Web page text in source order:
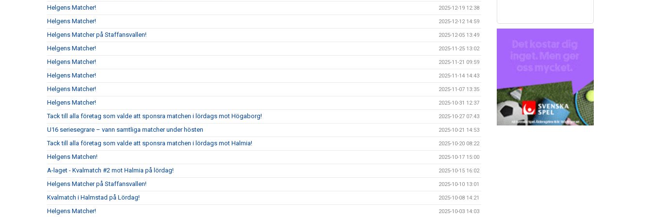
Helgens Matcher! 2025-12-19 12:38
Helgens Matcher! 2025-12-12 14:59
Helgens Matcher på Staffansvallen! 2025-12-05 13:49
Helgens Matcher! 2025-11-25 13:02
Helgens Matcher! 2025-11-21 09:59
Helgens Matcher! 2025-11-14 14:43
Helgens Matcher! 2025-11-07 13:35
Helgens Matcher! 2025-10-31 12:37
Tack till alla företag som valde att sponsra matchen i lördags mot Högaborg! 2025-10-27 07:43
U16 seriesegrare – vann samtliga matcher under hösten 2025-10-21 14:53
Tack till alla företag som valde att sponsra matchen i lördags mot Halmia! 2025-10-20 08:22
Helgens Matchen! 2025-10-17 15:00
A-laget - Kvalmatch #2 mot Halmia på lördag! 2025-10-15 16:02
Helgens Matcher på Staffansvallen! 2025-10-10 13:01
Kvalmatch i Halmstad på Lördag! 2025-10-08 14:21
Helgens Matcher! 2025-10-03 14:03